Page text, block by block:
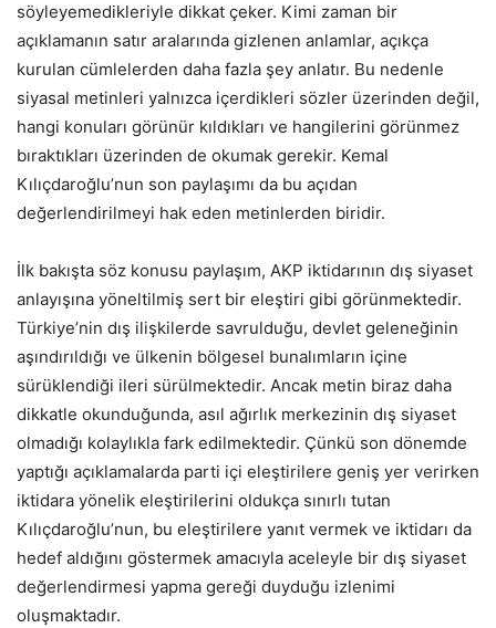
söyleyemedikleriyle dikkat çeker. Kimi zaman bir
açıklamanın satır aralarında gizlenen anlamlar, açıkça
kurulan cümlelerden daha fazla şey anlatır. Bu nedenle
siyasal metinleri yalnızca içerdikleri sözler üzerinden değil,
hangi konuları görünür kıldıkları ve hangilerini görünmez
bıraktıkları üzerinden de okumak gerekir. Kemal
Kılıçdaroğlu’nun son paylaşımı da bu açıdan
değerlendirilmeyi hak eden metinlerden biridir.
İlk bakışta söz konusu paylaşım, AKP iktidarının dış siyaset
anlayışına yöneltilmiş sert bir eleştiri gibi görünmektedir.
Türkiye’nin dış ilişkilerde savrulduğu, devlet geleneğinin
aşındırıldığı ve ülkenin bölgesel bunalımların içine
sürüklendiği ileri sürülmektedir. Ancak metin biraz daha
dikkatle okunduğunda, asıl ağırlık merkezinin dış siyaset
olmadığı kolaylıkla fark edilmektedir. Çünkü son dönemde
yaptığı açıklamalarda parti içi eleştirilere geniş yer verirken
iktidara yönelik eleştirilerini oldukça sınırlı tutan
Kılıçdaroğlu’nun, bu eleştirilere yanıt vermek ve iktidarı da
hedef aldığını göstermek amacıyla aceleyle bir dış siyaset
değerlendirmesi yapma gereği duyduğu izlenimi
oluşmaktadır.